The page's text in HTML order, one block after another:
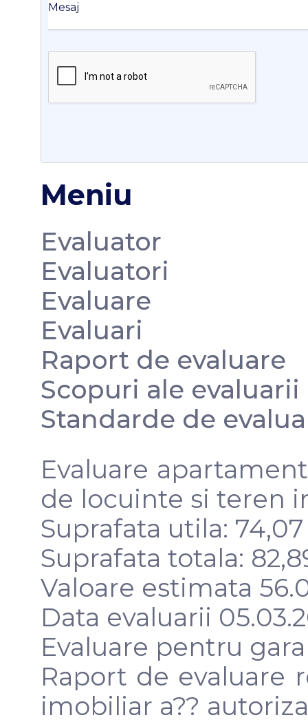
Meniu
Evaluator
Evaluatori
Evaluare
Evaluari
Raport de evaluare
Scopuri ale evaluarii
Standarde de
Evaluare
de locuinte si teren
Suprafata utila:
Suprafata totala:
Valoare estimata
Data evaluarii
Evaluare pentru
Raport de evaluare
imobiliar a??